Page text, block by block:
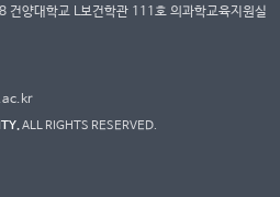
양대학교 L보건학관 111호 의과학교육지원실
ALL RIGHTS RESERVED.